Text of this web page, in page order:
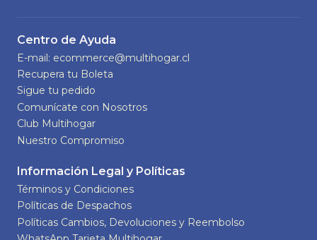
Centro de Ayuda
E-mail: ecommerce@multihogar.cl
Recupera tu Boleta
Sigue tu pedido
Comunícate con Nosotros
Club Multihogar
Nuestro Compromiso
Información Legal y Políticas
Términos y Condiciones
Políticas de Despachos
Políticas Cambios, Devoluciones y Reembolso